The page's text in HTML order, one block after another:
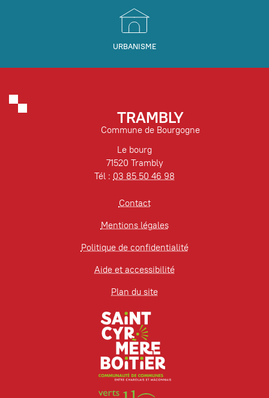
URBANISME
TRAMBLY
Commune de Bourgogne
Le bourg
71520 Trambly
Tél : 03 85 50 46 98
Contact
Mentions légales
Politique de confidentialité
Aide et accessibilité
Plan du site